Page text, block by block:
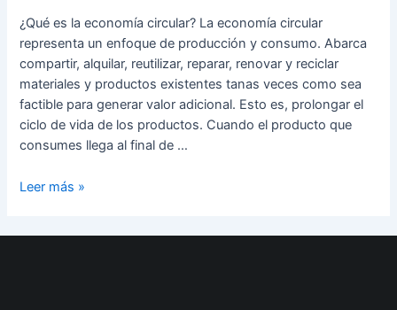
¿Qué es la economía circular? La economía circular
representa un enfoque de producción y consumo. Abarca
compartir, alquilar, reutilizar, reparar, renovar y reciclar
materiales y productos existentes tanas veces como sea
factible para generar valor adicional. Esto es, prolongar el
ciclo de vida de los productos. Cuando el producto que
consumes llega al final de …
Leer más »